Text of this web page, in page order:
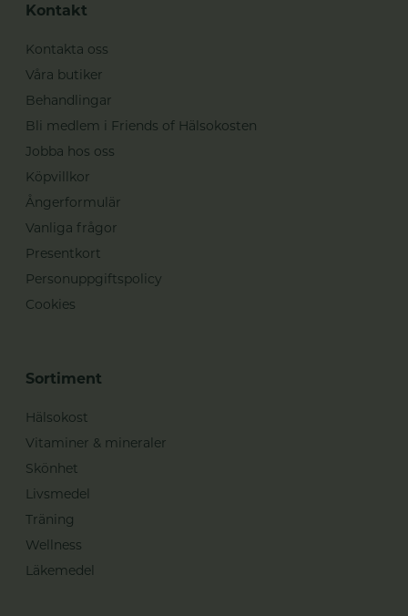
Kontakt
Kontakta oss
Våra butiker
Behandlingar
Bli medlem i Friends of Hälsokosten
Jobba hos oss
Köpvillkor
Ångerformulär
Vanliga frågor
Presentkort
Personuppgiftspolicy
Cookies
Sortiment
Hälsokost
Vitaminer & mineraler
Skönhet
Livsmedel
Träning
Wellness
Läkemedel